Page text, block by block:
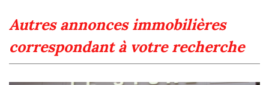
autres annonces immobilières
correspondant à votre recherche